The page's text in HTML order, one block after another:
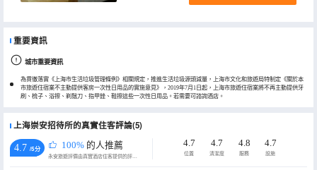
重要資訊
城市重要資訊
為貫徹落實《上海市生活垃圾管理條例》相關規定，推進生活垃圾源頭減量，上海市文化和旅遊局特制定《關於本
市旅遊住宿業不主動提供客房一次性日用品的實施意見》，2019年7月1日起，上海市旅遊住宿業將不再主動提供牙
刷、梳子、浴擦、剃鬚刀、指甲銼、鞋擦這些一次性日用品。若需要可諮詢酒店。
上海崇安招待所的真實住客評論(5)
4.7 /5分 100% 的人推薦
永安旅遊評價由真實酒店住客提供的評價。
4.7
位置
4.7
清潔度
4.8
服務
4.7
設施